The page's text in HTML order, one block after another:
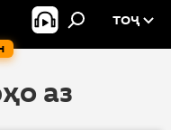
ТОҶ
аз